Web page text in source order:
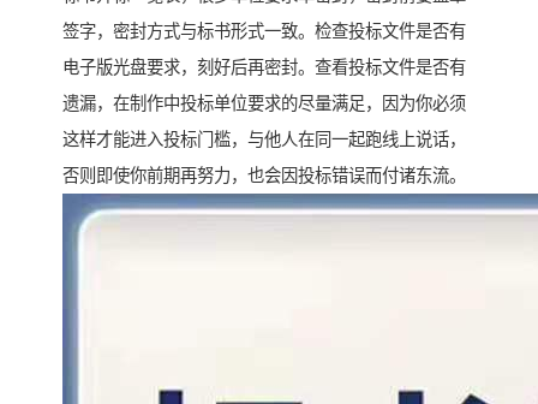
签字，密封方式与标书形式一致。检查投标文件是否有
电子版光盘要求，刻好后再密封。查看投标文件是否有
遗漏，在制作中投标单位要求的尽量满足，因为你必须
这样才能进入投标门槛，与他人在同一起跑线上说话，
否则即使你前期再努力，也会因投标错误而付诸东流。